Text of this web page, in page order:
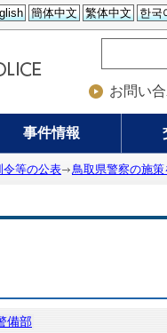
簡体中文 繁体中文 한국
お問い
事件情報
令等の公表 鳥取県警察の施
備部